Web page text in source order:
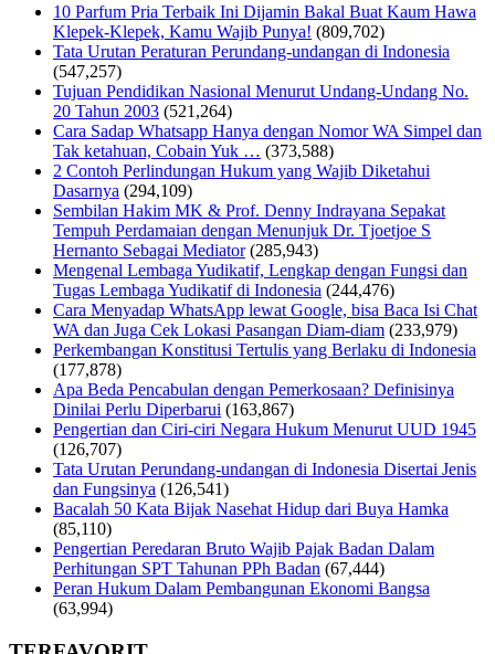
10 Parfum Pria Terbaik Ini Dijamin Bakal Buat Kaum Hawa
Klepek-Klepek, Kamu Wajib Punya! (809,702)
Tata Urutan Peraturan Perundang-undangan di Indonesia
(547,257)
Tujuan Pendidikan Nasional Menurut Undang-Undang No.
20 Tahun 2003 (521,264)
Cara Sadap Whatsapp Hanya dengan Nomor WA Simpel dan
Tak ketahuan, Cobain Yuk … (373,588)
2 Contoh Perlindungan Hukum yang Wajib Diketahui
Dasarnya (294,109)
Sembilan Hakim MK & Prof. Denny Indrayana Sepakat
Tempuh Perdamaian dengan Menunjuk Dr. Tjoetjoe S
Hernanto Sebagai Mediator (285,943)
Mengenal Lembaga Yudikatif, Lengkap dengan Fungsi dan
Tugas Lembaga Yudikatif di Indonesia (244,476)
Cara Menyadap WhatsApp lewat Google, bisa Baca Isi Chat
WA dan Juga Cek Lokasi Pasangan Diam-diam (233,979)
Perkembangan Konstitusi Tertulis yang Berlaku di Indonesia
(177,878)
Apa Beda Pencabulan dengan Pemerkosaan? Definisinya
Dinilai Perlu Diperbarui (163,867)
Pengertian dan Ciri-ciri Negara Hukum Menurut UUD 1945
(126,707)
Tata Urutan Perundang-undangan di Indonesia Disertai Jenis
dan Fungsinya (126,541)
Bacalah 50 Kata Bijak Nasehat Hidup dari Buya Hamka
(85,110)
Pengertian Peredaran Bruto Wajib Pajak Badan Dalam
Perhitungan SPT Tahunan PPh Badan (67,444)
Peran Hukum Dalam Pembangunan Ekonomi Bangsa
(63,994)